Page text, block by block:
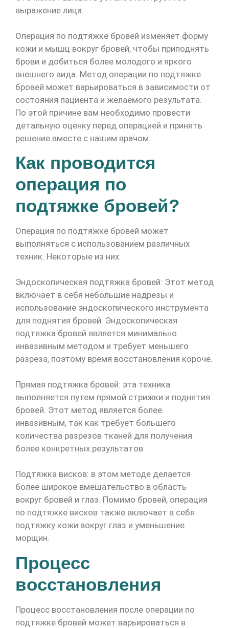
выражение лица.
Операция по подтяжке бровей изменяет форму
кожи и мышц вокруг бровей, чтобы приподнять
брови и добиться более молодого и яркого
внешнего вида. Метод операции по подтяжке
бровей может варьироваться в зависимости от
состояния пациента и желаемого результата.
По этой причине вам необходимо провести
детальную оценку перед операцией и принять
решение вместе с нашим врачом.
Как проводится
операция по
подтяжке бровей?
Операция по подтяжке бровей может
выполняться с использованием различных
техник. Некоторые из них:
Эндоскопическая подтяжка бровей: Этот метод
включает в себя небольшие надрезы и
использование эндоскопического инструмента
для поднятия бровей. Эндоскопическая
подтяжка бровей является минимально
инвазивным методом и требует меньшего
разреза, поэтому время восстановления короче.
Прямая подтяжка бровей: эта техника
выполняется путем прямой стрижки и поднятия
бровей. Этот метод является более
инвазивным, так как требует большего
количества разрезов тканей для получения
более конкретных результатов.
Подтяжка висков: в этом методе делается
более широкое вмешательство в область
вокруг бровей и глаз. Помимо бровей, операция
по подтяжке висков также включает в себя
подтяжку кожи вокруг глаз и уменьшение
морщин.
Процесс
восстановления
Процесс восстановления после операции по
подтяжке бровей может варьироваться в